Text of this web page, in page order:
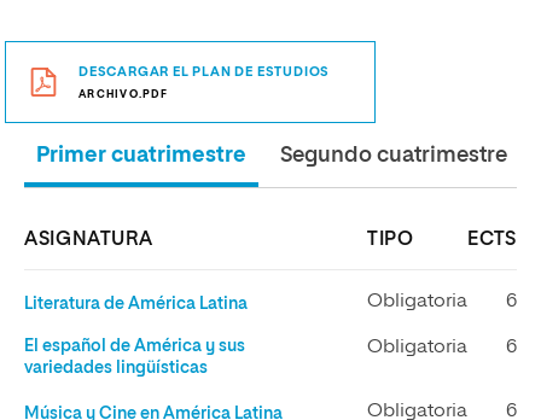
DESCARGAR EL PLAN DE ESTUDIOS
ARCHIVO.PDF
Primer cuatrimestre Segundo cuatrimestre
ASIGNATURA TIPO ECTS
Literatura de América Latina Obligatoria 6
El español de América y sus
variedades lingüísticas
Obligatoria 6
Música y Cine en América Latina Obligatoria 6